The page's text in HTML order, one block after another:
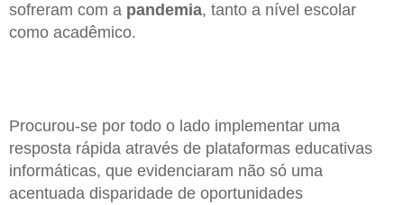
sofreram com a pandemia, tanto a nível escolar
como acadêmico.
Procurou-se por todo o lado implementar uma
resposta rápida através de plataformas educativas
informáticas, que evidenciaram não só uma
acentuada disparidade de oportunidades